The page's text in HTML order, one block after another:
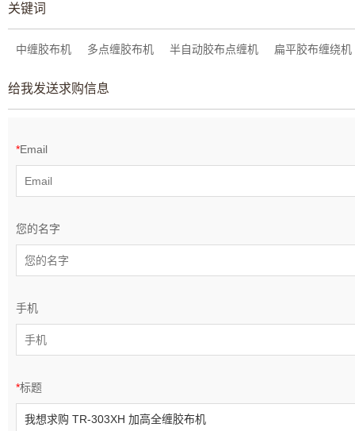
关键词
中缠胶布机 多点缠胶布机 半自动胶布点缠机 扁平胶布缠绕机
给我发送求购信息
*Email
您的名字
手机
*标题